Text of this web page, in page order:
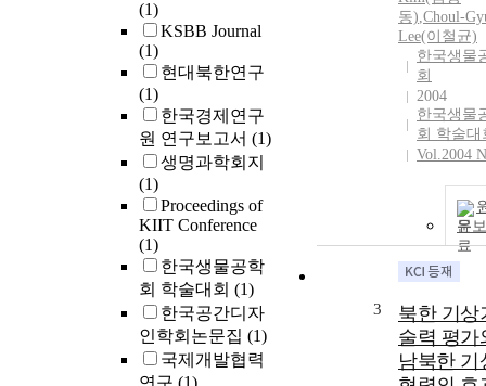
(1)
KSBB Journal
(1)
현대북한연구
(1)
한국경제연구
원 연구보고서 (1)
생명과학회지
(1)
Proceedings of
KIIT Conference
(1)
한국생물공학
회 학술대회 (1)
한국공간디자
인학회논문집 (1)
국제개발협력
동),Choul-
Lee(이철균)
한국생물
회
2004
한국생물
회 학술대
Vol.2004
문
3
북한 기상
술력 평가
남북한 기